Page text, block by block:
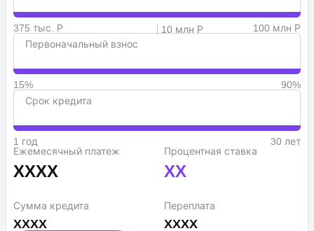
375 тыс. Р 10 млн Р
100 млн Р
Первоначальный взнос
15%
90%
Срок кредита
1 год
30 лет
Ежемесячный платеж
XXXX
Процентная ставка
XX
Сумма кредита
XXXX
Переплата
XXXX